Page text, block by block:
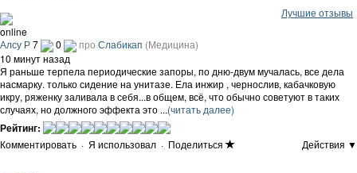
Лучшие отзывы
online
Алсу Р7 0 про Слабикап (Медицина)
10 минут назад
Я раньше терпела периодические запоры, по дню-двум мучалась, все дела
насмарку. только сидение на унитазе. Ела инжир , чернослив, кабачковую
икру, ряженку заливала в себя...в общем, всё, что обычно советуют в таких
случаях, но должного эффекта это ...(читать далее)
Рейтинг:
Комментировать · Я использовал · Поделиться Действия ▼